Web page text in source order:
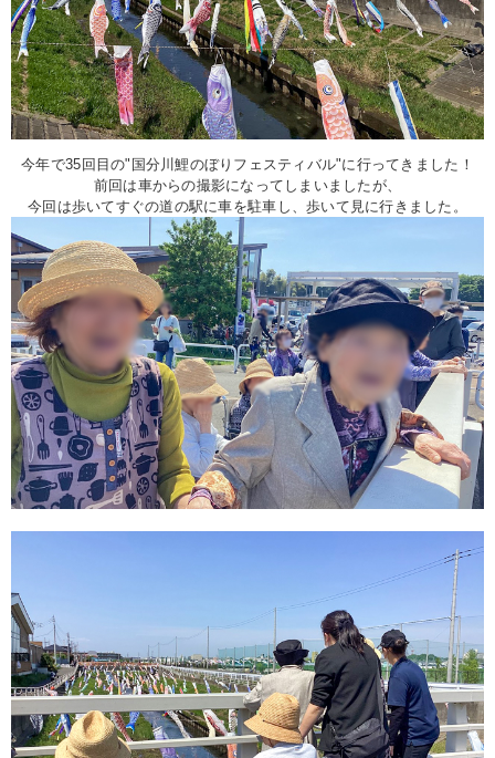
今年で35回目の"国分川鯉のぼりフェスティバル"に行ってきました！
前回は車からの撮影になってしまいましたが、
今回は歩いてすぐの道の駅に車を駐車し、歩いて見に行きました。